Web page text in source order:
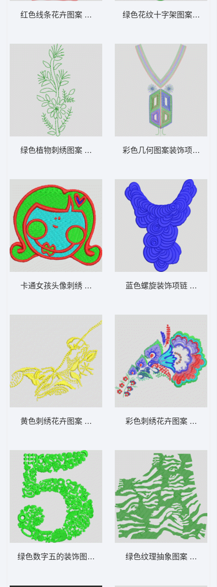
红色线条花卉图案 抽象包针以单针
绿色植物刺绣图案 单针小花
卡通女孩头像刺绣 眼镜女
黄色刺绣花卉图案 简单小花
绿色数字五的装饰图案 花5
绿色花纹十字架图案 锁针
彩色几何图案装饰项链 单
蓝色螺旋装饰项链 褶状包
彩色刺绣花卉图案 经典花
绿色纹理抽象图案 河流样